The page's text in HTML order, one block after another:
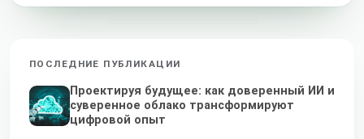
ПОСЛЕДНИЕ ПУБЛИКАЦИИ
Проектируя будущее: как доверенный ИИ и
суверенное облако трансформируют
цифровой опыт